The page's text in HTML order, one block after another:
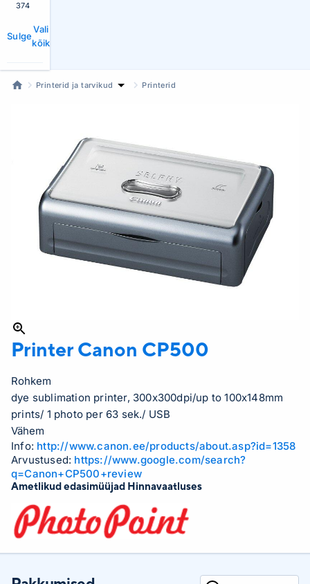
374
Sulge
Vali
kõik
Printerid ja tarvikud Printerid
Printer Canon CP500
Rohkem
dye sublimation printer, 300x300dpi/up to 100x148mm
prints/ 1 photo per 63 sek./ USB
Vähem
Info: http://www.canon.ee/products/about.asp?id=1358
Arvustused: https://www.google.com/search?
q=Canon+CP500+review
Ametlikud edasimüüjad Hinnavaatluses